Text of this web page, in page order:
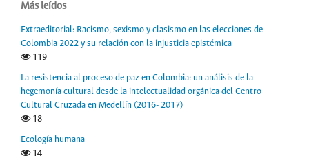
Más leídos
Extraeditorial: Racismo, sexismo y clasismo en las elecciones de
Colombia 2022 y su relación con la injusticia epistémica
119
La resistencia al proceso de paz en Colombia: un análisis de la
hegemonía cultural desde la intelectualidad orgánica del Centro
Cultural Cruzada en Medellín (2016- 2017)
18
Ecología humana
14